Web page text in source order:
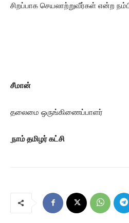
சிறப்பாக செயலாற்றுவீர்கள் என்ற
சீமான்
தலைமை ஒருங்கிணைப்பாளர்
நாம் தமிழர் கட்சி